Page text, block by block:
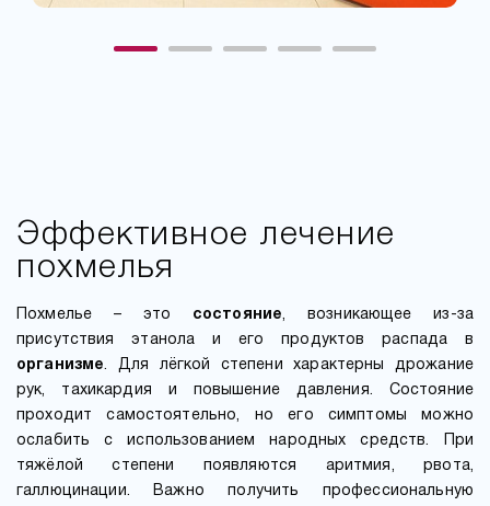
Эффективное лечение
похмелья
Похмелье – это состояние, возникающее из-за
присутствия этанола и его продуктов распада в
организме. Для лёгкой степени характерны дрожание
рук, тахикардия и повышение давления. Состояние
проходит самостоятельно, но его симптомы можно
ослабить с использованием народных средств. При
тяжёлой степени появляются аритмия, рвота,
галлюцинации. Важно получить профессиональную